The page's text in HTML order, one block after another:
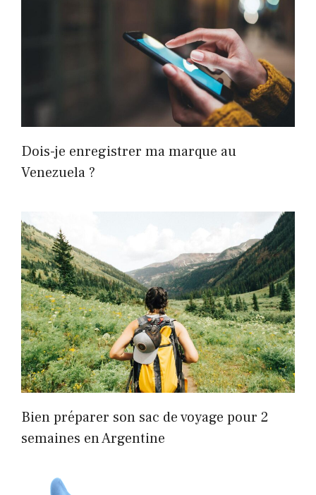
Dois-je enregistrer ma marque au
Venezuela ?
Bien préparer son sac de voyage pour 2
semaines en Argentine